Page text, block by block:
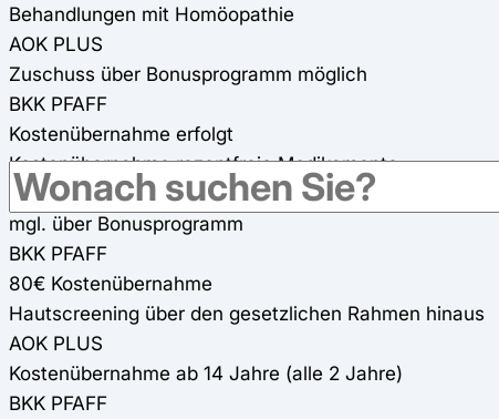
Behandlungen mit Homöopathie
AOK PLUS
Zuschuss über Bonusprogramm möglich
BKK PFAFF
Kostenübernahme erfolgt
Kostenübernahme rezeptfreie Medikamente
AOK PLUS
mgl. über Bonusprogramm
BKK PFAFF
80€ Kostenübernahme
Hautscreening über den gesetzlichen Rahmen hinaus
AOK PLUS
Kostenübernahme ab 14 Jahre (alle 2 Jahre)
BKK PFAFF